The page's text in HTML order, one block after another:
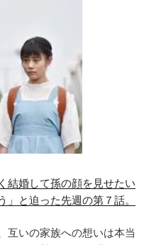
結婚して孫の顔を見せたい
」と迫った先週の第７話。
互いの家族への想いは本当